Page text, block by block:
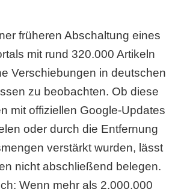
früheren Abschaltung eines
mit rund 320.000 Artikeln
Verschiebungen in deutschen
zu beobachten. Ob diese
mit offiziellen Google-Updates
oder durch die Entfernung
verstärkt wurden, lässt
nicht abschließend belegen.
Wenn mehr als 2.000.000